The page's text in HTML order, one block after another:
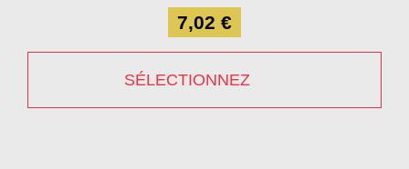
7,02 €
SÉLECTIONNEZ